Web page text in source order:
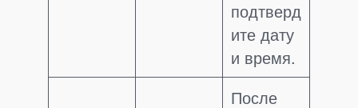
подтверд
ите дату
и время.
После